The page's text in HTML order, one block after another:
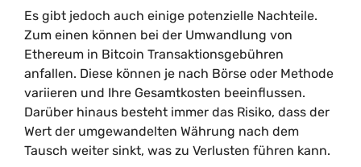
Es gibt jedoch auch einige potenzielle Nachteile.
Zum einen können bei der Umwandlung von
Ethereum in Bitcoin Transaktionsgebühren
anfallen. Diese können je nach Börse oder Methode
variieren und Ihre Gesamtkosten beeinflussen.
Darüber hinaus besteht immer das Risiko, dass der
Wert der umgewandelten Währung nach dem
Tausch weiter sinkt, was zu Verlusten führen kann.